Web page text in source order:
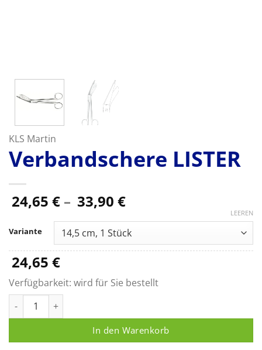
KLS Martin
Verbandschere LISTER
24,65 € – 33,90 €Preisspanne:
bis
33,90 €
Variante
LEEREN
24,65 €
Verfügbarkeit: wird für Sie bestellt
Verbandschere LISTER Menge
In den Warenkorb